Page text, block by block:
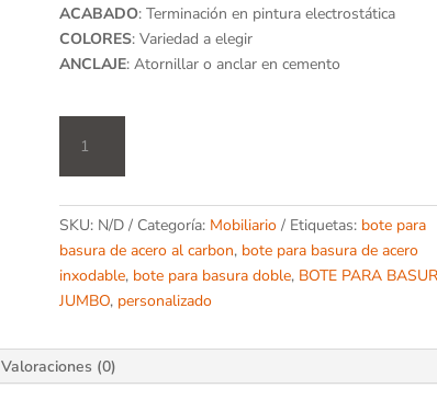
ACABADO: Terminación en pintura electrostática
COLORES: Variedad a elegir
ANCLAJE: Atornillar o anclar en cemento
Jumbo
INOX.
cantidad
SKU: N/D Categoría: Mobiliario Etiquetas: bote para
basura de acero al carbon, bote para basura de acero
inxodable, bote para basura doble, BOTE PARA
JUMBO, personalizado
Valoraciones (0)